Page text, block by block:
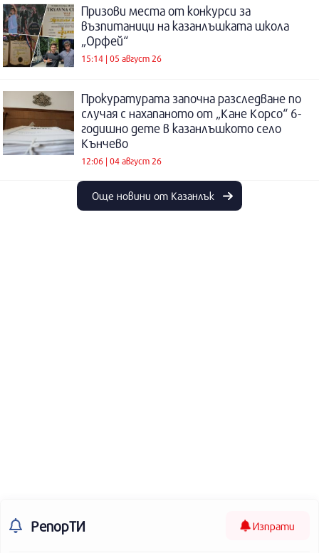
Призови места от конкурси за
възпитаници на казанлъшката школа
„Орфей“
15:14 | 05 август 26
Прокуратурата започна разследване по
случая с нахапаното от „Кане Корсо“ 6-
годишно дете в казанлъшкото село
Кънчево
12:06 | 04 август 26
Още новини от Казанлък
РепорТИ Изпрати